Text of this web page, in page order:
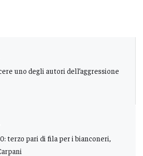
uno degli autori dell’aggressione
terzo pari di fila per i bianconeri,